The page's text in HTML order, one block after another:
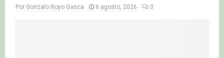
Por Gonzalo Royo Gasca 6 agosto, 2026 0